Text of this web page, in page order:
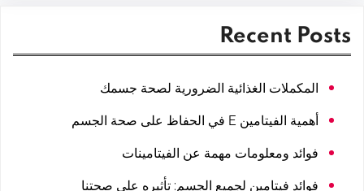
Recent Posts
المكملات الغذائية الضرورية لصحة جسمك
أهمية الفيتامين E في الحفاظ على صحة الجسم
فوائد ومعلومات مهمة عن الفيتامينات
فوائد فيتامين لجميع الجسم: تأثيره على صحتنا